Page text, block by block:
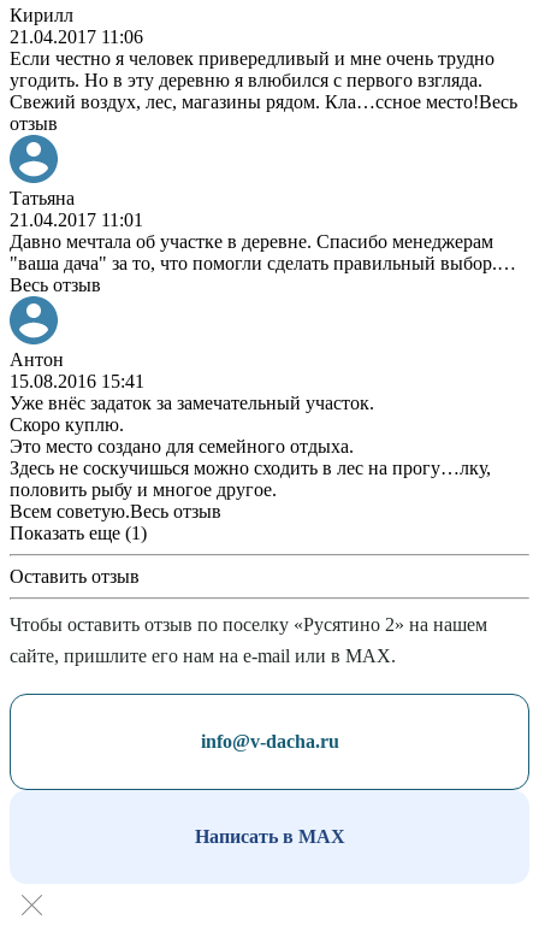
Кирилл
21.04.2017 11:06
Если честно я человек привередливый и мне очень трудно
угодить. Но в эту деревню я влюбился с первого взгляда.
Свежий воздух, лес, магазины рядом. Кла…ссное место!Весь
отзыв
Татьяна
21.04.2017 11:01
Давно мечтала об участке в деревне. Спасибо менеджерам
"ваша дача" за то, что помогли сделать правильный выбор.…
Весь отзыв
Антон
15.08.2016 15:41
Уже внёс задаток за замечательный участок.
Скоро куплю.
Это место создано для семейного отдыха.
Здесь не соскучишься можно сходить в лес на прогу…лку,
половить рыбу и многое другое.
Всем советую.Весь отзыв
Показать еще (1)
Оставить отзыв
Чтобы оставить отзыв по поселку «Русятино 2» на нашем
сайте, пришлите его нам на e-mail или в MAX.
info@v-dacha.ru
Написать в MAX